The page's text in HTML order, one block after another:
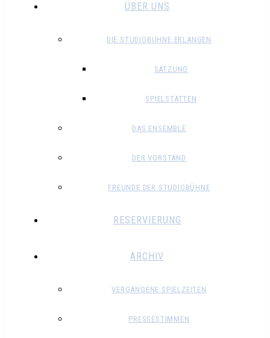
ÜBER UNS
DIE STUDIOBÜHNE ERLANGEN
SATZUNG
SPIELSTÄTTEN
DAS ENSEMBLE
DER VORSTAND
FREUNDE DER STUDIOBÜHNE
RESERVIERUNG
ARCHIV
VERGANGENE SPIELZEITEN
PRESSESTIMMEN